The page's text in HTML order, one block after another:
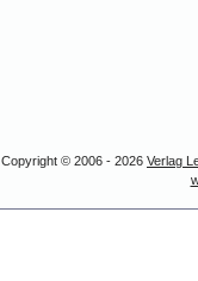
Copyright © 2006 - 2026 Verlag